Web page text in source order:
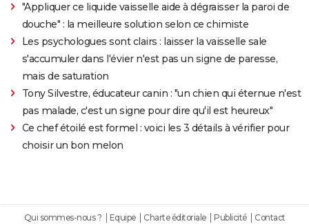
"Appliquer ce liquide vaisselle aide à dégraisser la paroi de
douche" : la meilleure solution selon ce chimiste
Les psychologues sont clairs : laisser la vaisselle sale
s'accumuler dans l'évier n'est pas un signe de paresse,
mais de saturation
Tony Silvestre, éducateur canin : "un chien qui éternue n'est
pas malade, c'est un signe pour dire qu'il est heureux"
Ce chef étoilé est formel : voici les 3 détails à vérifier pour
choisir un bon melon
Qui sommes-nous ? Equipe Charte éditoriale Publicité Contact